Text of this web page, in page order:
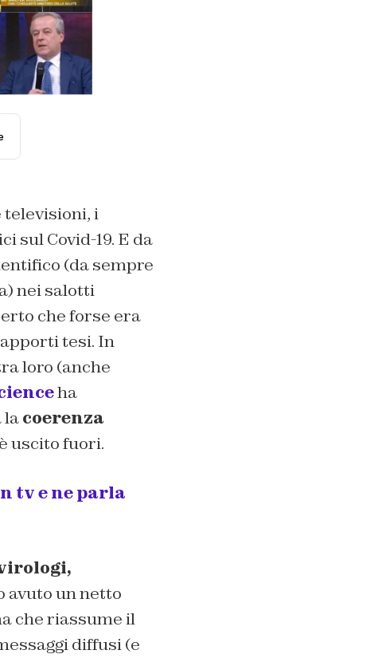
televisioni, i
sul Covid-19. E da
(da sempre
nei salotti
che forse era
tesi. In
loro (anche
ha
lacoerenza
uscito fuori.
tv e ne parla
avuto un netto
che riassume il
diffusi (e